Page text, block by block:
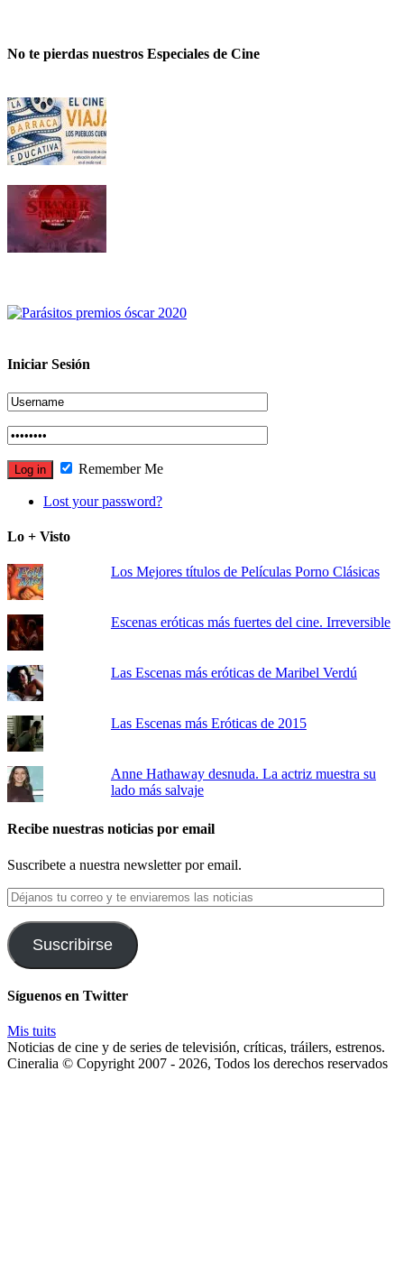
No te pierdas nuestros Especiales de Cine
Iniciar Sesión
Remember Me
Lost your password?
Lo + Visto
Los Mejores títulos de Películas Porno Clásicas
Escenas eróticas más fuertes del cine. Irreversible
Las Escenas más eróticas de Maribel Verdú
Las Escenas más Eróticas de 2015
Anne Hathaway desnuda. La actriz muestra su
lado más salvaje
Recibe nuestras noticias por email
Suscribete a nuestra newsletter por email.
Déjanos
tu
correo
y
te
las
noticias
Suscribirse
Síguenos en Twitter
Mis tuits
Noticias de cine y de series de televisión, críticas, tráilers, estrenos.
Cineralia © Copyright 2007 - 2026, Todos los derechos reservados